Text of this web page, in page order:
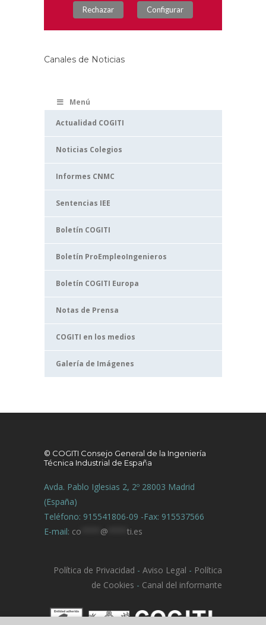
Canales de Noticias
Menú
Actualidad COGITI
Noticias Colegios
Informes CNMC
Sentencias IEE
Boletín COGITI
Boletín ProEmpleoIngenieros
Boletín COGITI Europa
Notas de Prensa
COGITI en los medios
Galería de Imágenes
© COGITI Consejo General de la Ingeniería
Técnica Industrial de España
Avda. Pablo Iglesias 2, 2º 28003 Madrid
(España)
Teléfono: 915541806-09 -Fax: 915537566
E-mail: co @ ti.es
Política de Privacidad - Aviso Legal - Política
de Cookies - Canal del informante